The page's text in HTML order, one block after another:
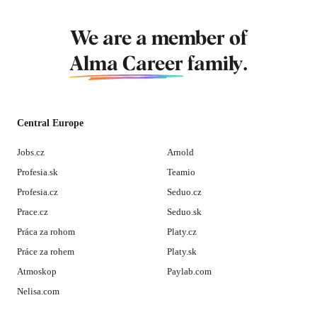
We are a member of
Alma Career family.
Central Europe
Jobs.cz
Profesia.sk
Profesia.cz
Prace.cz
Práca za rohom
Práce za rohem
Atmoskop
Nelisa.com
Arnold
Teamio
Seduo.cz
Seduo.sk
Platy.cz
Platy.sk
Paylab.com